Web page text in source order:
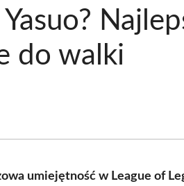
do walki
umiejętność w League of